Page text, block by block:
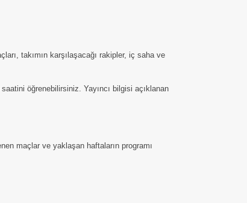
takımın karşılaşacağı rakipler, iç saha ve
öğrenebilirsiniz. Yayıncı bilgisi açıklanan
maçlar ve yaklaşan haftaların programı